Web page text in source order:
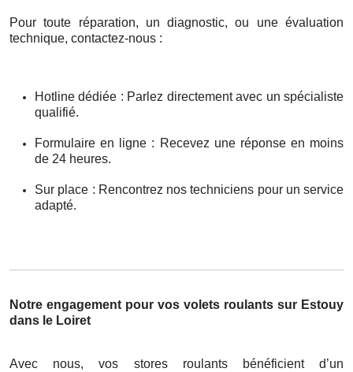
Pour toute réparation, un diagnostic, ou une évaluation
technique, contactez-nous :
Hotline dédiée : Parlez directement avec un spécialiste
qualifié.
Formulaire en ligne : Recevez une réponse en moins
de 24 heures.
Sur place : Rencontrez nos techniciens pour un service
adapté.
Notre engagement pour vos volets roulants sur Estouy
dans le Loiret
Avec nous, vos stores roulants bénéficient d’un